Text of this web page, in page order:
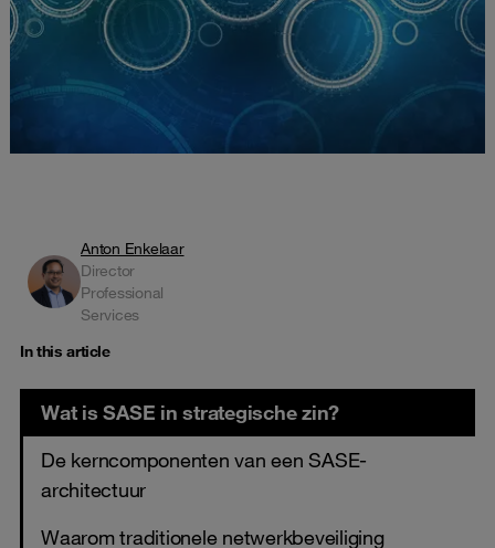
Anton Enkelaar
Director
Professional
Services
In this article
Wat is SASE in strategische zin?
De kerncomponenten van een SASE-
architectuur
Waarom traditionele netwerkbeveiliging